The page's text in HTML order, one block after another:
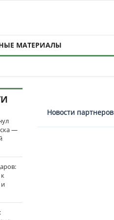
МАТЕРИАЛЫ
—
Новости партнеров